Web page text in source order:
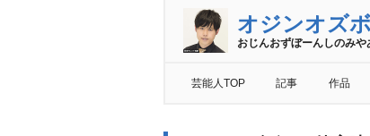
オジンオズ
おじんおずぼーんしのみや
芸能人TOP 記事 作品